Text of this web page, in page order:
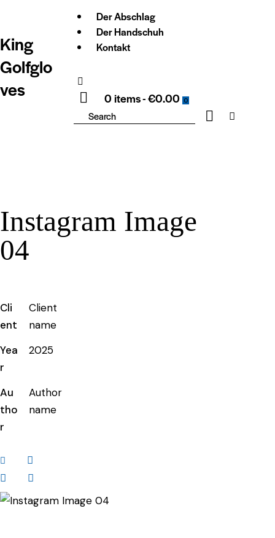
King
Golfglo
ves
Der Abschlag
Der Handschuh
Kontakt
0 items-€0.00 0
Instagram Image
04
Cli
ent
Client
name
Yea
r
2025
Au
tho
r
Author
name